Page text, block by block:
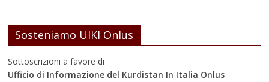
Sosteniamo UIKI Onlus
Sottoscrizioni a favore di
Ufficio di Informazione del Kurdistan In Italia Onlus